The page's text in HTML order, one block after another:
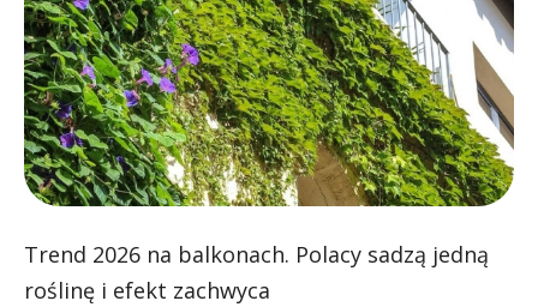
Trend 2026 na balkonach. Polacy sadzą jedną
roślinę i efekt zachwyca